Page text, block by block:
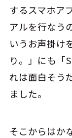
するスマホア
アルを行なう
いうお声掛け
り。」にも「
れは面白そう
ました。
そこからはか